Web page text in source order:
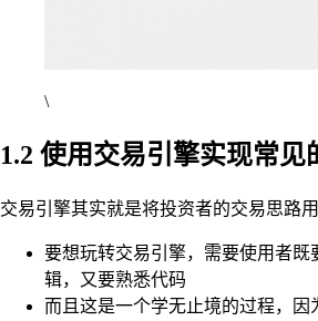
\
1.2 使用交易引擎实现常见
交易引擎其实就是将投资者的交易思路
要想玩转交易引擎，需要使用者既
辑，又要熟悉代码
而且这是一个学无止境的过程，因